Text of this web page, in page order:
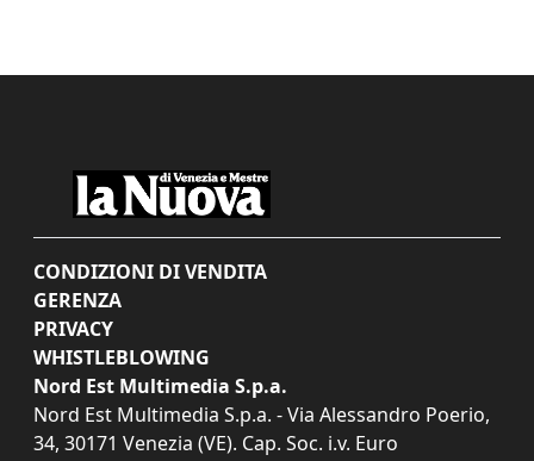
CONDIZIONI DI VENDITA
GERENZA
PRIVACY
WHISTLEBLOWING
Nord Est Multimedia S.p.a.
Nord Est Multimedia S.p.a. - Via Alessandro Poerio,
34, 30171 Venezia (VE). Cap. Soc. i.v. Euro